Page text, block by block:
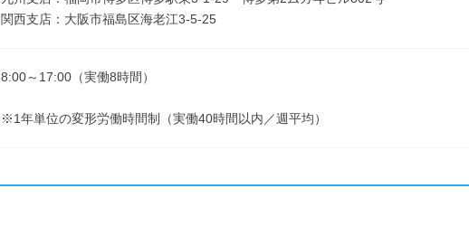
関西支店：大阪市福島区海老江3-5-25
8:00～17:00（実働8時間）
※1年単位の変形労働時間制（実働40時間以内／週平均）